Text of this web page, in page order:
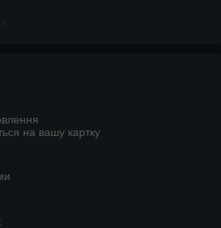
на вашу картку